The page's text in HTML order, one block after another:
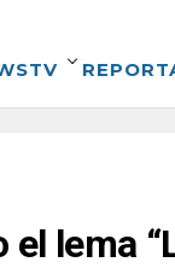
lema